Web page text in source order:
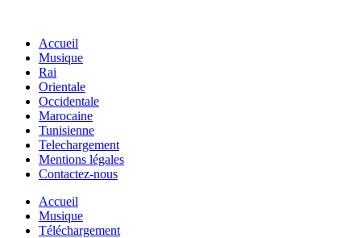
Accueil
Musique
Rai
Orientale
Occidentale
Marocaine
Tunisienne
Telechargement
Mentions légales
Contactez-nous
Accueil
Musique
Téléchargement